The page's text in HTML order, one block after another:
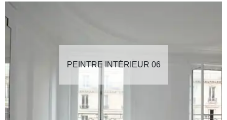
PEINTRE INTÉRIEUR 06